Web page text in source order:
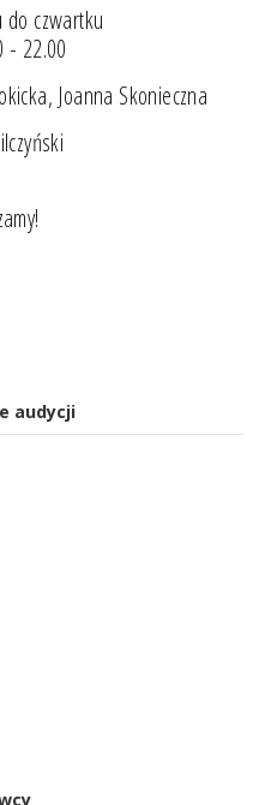
do czwartku
- 22.00
Joanna Skonieczna
audycji